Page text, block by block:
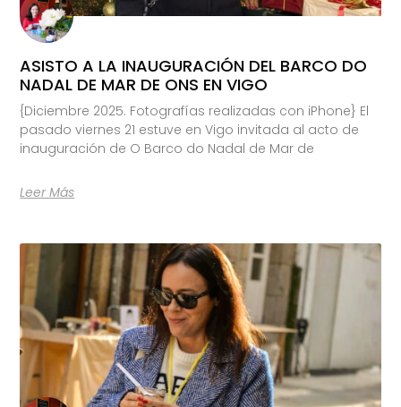
ASISTO A LA INAUGURACIÓN DEL BARCO DO
NADAL DE MAR DE ONS EN VIGO
{Diciembre 2025. Fotografías realizadas con iPhone} El
pasado viernes 21 estuve en Vigo invitada al acto de
inauguración de O Barco do Nadal de Mar de
Leer Más